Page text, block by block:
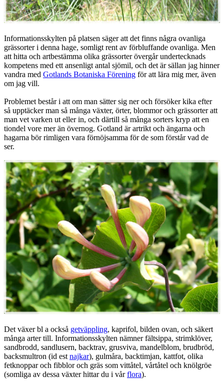
Informationsskylten på platsen säger att det finns några ovanliga
grässorter i denna hage, somligt rent av förbluffande ovanliga. Men
att hitta och artbestämma olika grässorter övergår undertecknads
kompetens med ett ansenligt antal sjömil, och det är sällan jag hinner
vandra med Gotlands Botaniska Förening för att lära mig mer, även
om jag vill.
Problemet består i att om man sätter sig ner och försöker kika efter
så upptäcker man så många växter, örter, blommor och grässorter att
man vet varken ut eller in, och därtill så många sorters kryp att en
tiondel vore mer än övernog. Gotland är artrikt och ängarna och
hagarna bör rimligen vara förnöjsamma för de som förstår vad de
ser.
Det växer bl a också getväppling, kaprifol, bilden ovan, och säkert
många arter till. Informationsskylten nämner fältsippa, strimklöver,
sandbrodd, sandlusern, backtrav, grusviva, mandelblom, brudbröd,
backsmultron (id est najkar), gulmåra, backtimjan, kattfot, olika
fetknoppar och fibblor och gräs som vittåtel, vårtåtel och knölgröe
(somliga av dessa växter hittar du i vårflora).